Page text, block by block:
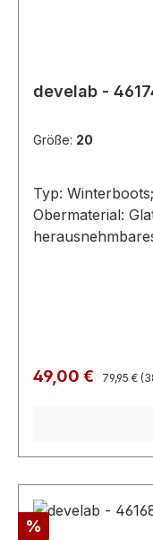
develab -
Größe: 20
Typ:
Obermaterial:
Verkaufspreis:
49,00 € Regulärer
79,95 €
Rabatt
%